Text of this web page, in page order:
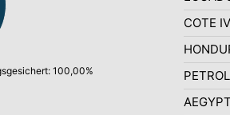
100,00%
COTE